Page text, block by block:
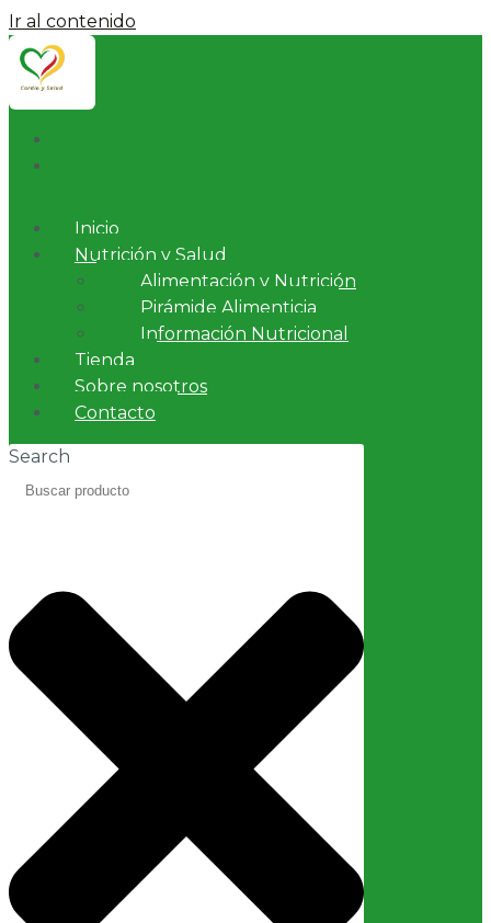
Ir al contenido
Inicio
Nutrición y Salud
Alimentación y Nutrición
Pirámide Alimenticia
Información Nutricional
Tienda
Sobre nosotros
Contacto
Search